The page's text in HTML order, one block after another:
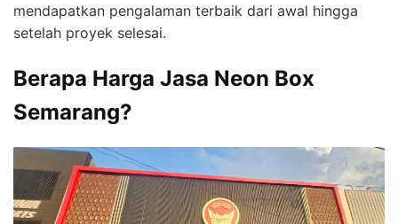
mendapatkan pengalaman terbaik dari awal hingga
setelah proyek selesai.
Berapa Harga Jasa Neon Box
Semarang?